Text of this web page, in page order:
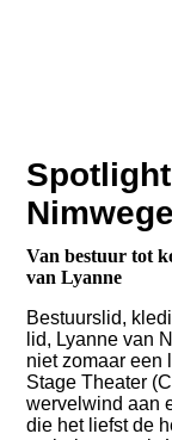
Van bestuur tot
van Lyanne
Bestuurslid,
lid, Lyanne van
niet zomaar een
Stage Theater
wervelwind aan
die het liefst de